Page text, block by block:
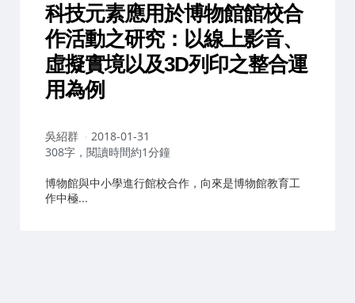
科技元素應用於博物館館校合
作活動之研究：以線上影音、
虛擬實境以及3D列印之整合運
用為例
作
者：
吳紹群
2018-01-31
308字，閱讀時間約1分鐘
博物館與中小學進行館校合作，向來是博物館教育工
作中極...